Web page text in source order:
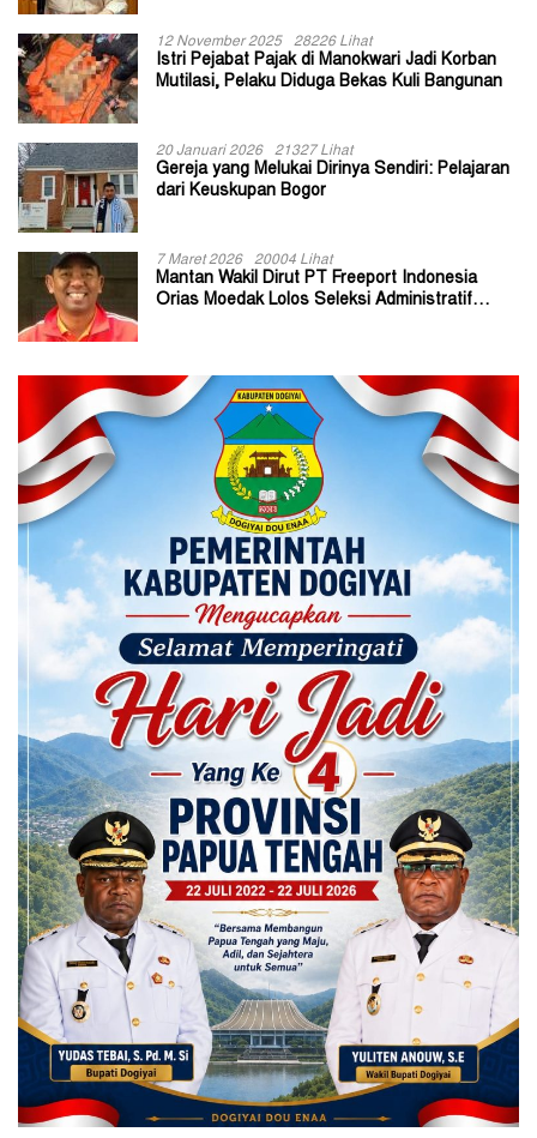
12 November 2025 28226 Lihat
Istri Pejabat Pajak di Manokwari Jadi Korban
Mutilasi, Pelaku Diduga Bekas Kuli Bangunan
20 Januari 2026 21327 Lihat
Gereja yang Melukai Dirinya Sendiri: Pelajaran
dari Keuskupan Bogor
7 Maret 2026 20004 Lihat
Mantan Wakil Dirut PT Freeport Indonesia
Orias Moedak Lolos Seleksi Administratif